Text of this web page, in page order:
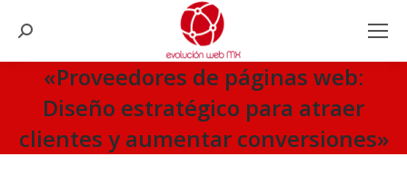
Search:
«Proveedores de páginas web:
Diseño estratégico para atraer
clientes y aumentar conversiones»